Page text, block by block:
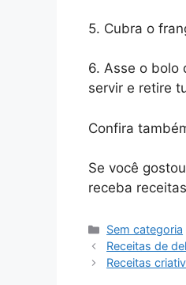
5. Cubra o
6. Asse o bolo
servir e retire
Confira
Se você
receba
Categorias
Sem categoria
Receitas de
Receitas